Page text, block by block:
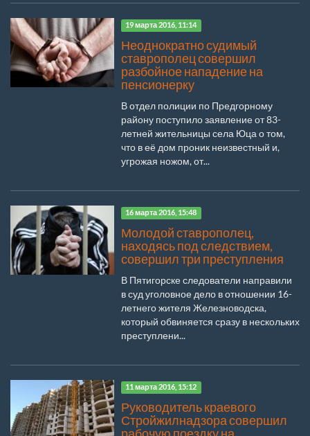
19 марта 2016, 11:14
Неоднократно судимый
ставрополец совершил
разбойное нападение на
пенсионерку
В отдел полиции по Предгорному
району поступило заявление от 83-
летней жительницы села Юца о том,
что в её дом проник неизвестный и,
угрожая ножом, от...
16 марта 2016, 15:48
Молодой ставрополец,
находясь под следствием,
совершил три преступления
В Пятигорске следователи направили
в суд уголовное дело в отношении 16-
летнего жителя Железноводска,
который обвиняется сразу в нескольких
преступлени...
11 марта 2016, 15:12
Руководитель краевого
Стройжилнадзора совершил